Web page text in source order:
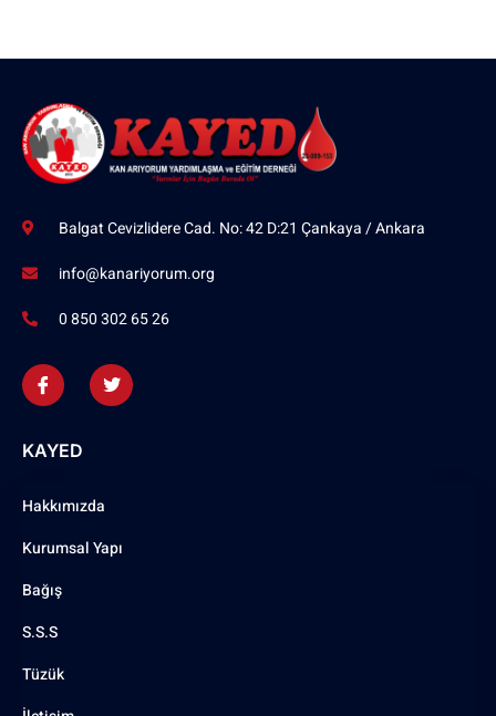
Balgat Cevizlidere Cad. No: 42 D:21 Çankaya / Ankara
info@kanariyorum.org
0 850 302 65 26
KAYED
Hakkımızda
Kurumsal Yapı
Bağış
S.S.S
Tüzük